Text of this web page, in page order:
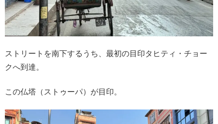
ストリートを南下するうち、最初の目印タヒティ・チョー
クへ到達。
この仏塔（ストゥーパ）が目印。